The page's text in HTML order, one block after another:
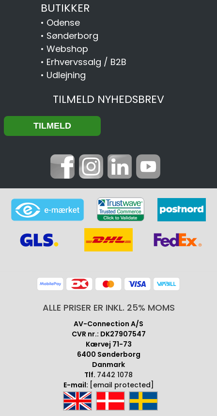
BUTIKKER
• Odense
• Sønderborg
• Webshop
• Erhvervssalg / B2B
• Udlejning
TILMELD NYHEDSBREV
ALLE PRISER ER INKL. 25% MOMS
AV-Connection A/S
CVR nr.: DK27907547
Kærvej 71-73
6400 Sønderborg
Danmark
Tlf. 7442 1078
E-mail: [email protected]